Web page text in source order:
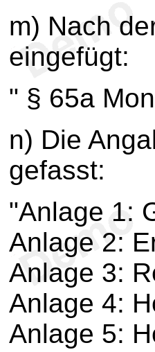
m) Nach
eingefügt:
" § 65a
n) Die
gefasst:
"Anlage 1:
Anlage 2:
Anlage 3:
Anlage 4:
Anlage 5: